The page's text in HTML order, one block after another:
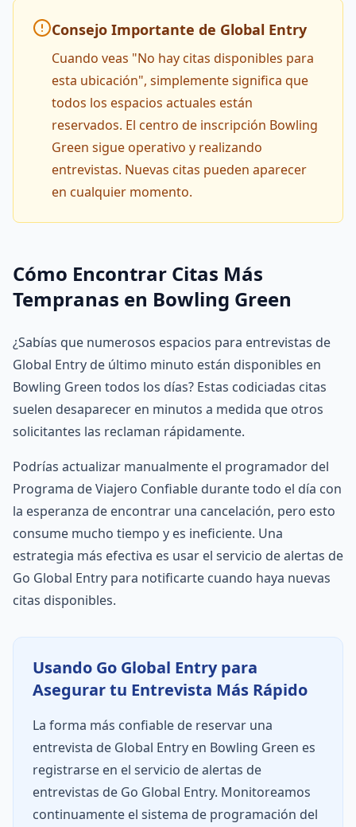
Consejo Importante de Global Entry
Cuando veas "No hay citas disponibles para
esta ubicación", simplemente significa que
todos los espacios actuales están
reservados. El centro de inscripción Bowling
Green sigue operativo y realizando
entrevistas. Nuevas citas pueden aparecer
en cualquier momento.
Cómo Encontrar Citas Más
Tempranas en Bowling Green
¿Sabías que numerosos espacios para entrevistas de
Global Entry de último minuto están disponibles en
Bowling Green todos los días? Estas codiciadas citas
suelen desaparecer en minutos a medida que otros
solicitantes las reclaman rápidamente.
Podrías actualizar manualmente el programador del
Programa de Viajero Confiable durante todo el día con
la esperanza de encontrar una cancelación, pero esto
consume mucho tiempo y es ineficiente. Una
estrategia más efectiva es usar el servicio de alertas de
Go Global Entry para notificarte cuando haya nuevas
citas disponibles.
Usando Go Global Entry para
Asegurar tu Entrevista Más Rápido
La forma más confiable de reservar una
entrevista de Global Entry en Bowling Green es
registrarse en el servicio de alertas de
entrevistas de Go Global Entry. Monitoreamos
continuamente el sistema de programación del